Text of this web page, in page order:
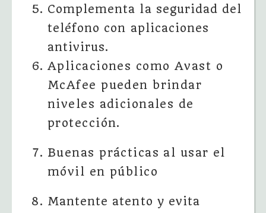
Complementa la seguridad del
teléfono con aplicaciones
antivirus.
Aplicaciones como Avast o
McAfee pueden brindar
niveles adicionales de
protección.
Buenas prácticas al usar el
móvil en público
Mantente atento y evita